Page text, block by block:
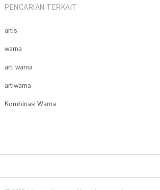
PENCARIAN TERKAIT
artis
warna
arti warna
artiwarna
Kombinasi Warna